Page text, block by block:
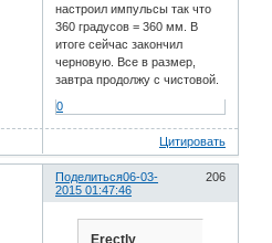
настроил импульсы так что
360 градусов = 360 мм. В
итоге сейчас закончил
черновую. Все в размер,
завтра продолжу с чистовой.
0
Цитировать
Поделиться 206
06-03-
2015 01:47:46
Erectly